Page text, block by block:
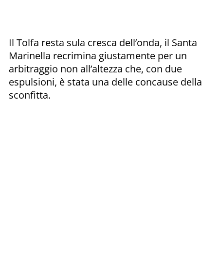
Il Tolfa resta sula cresca dell’onda, il Santa
Marinella recrimina giustamente per un
arbitraggio non all’altezza che, con due
espulsioni, è stata una delle concause della
sconfitta.